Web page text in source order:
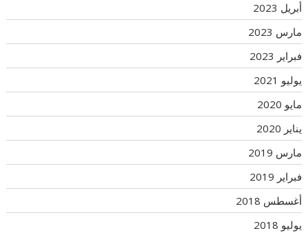
أبريل 2023
مارس 2023
فبراير 2023
يوليو 2021
مايو 2020
يناير 2020
مارس 2019
فبراير 2019
أغسطس 2018
يوليو 2018